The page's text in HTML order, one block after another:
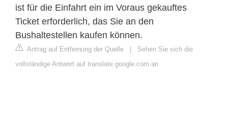
ist für die Einfahrt ein im Voraus gekauftes
Ticket erforderlich, das Sie an den
Bushaltestellen kaufen können.
Antrag auf Entfernung der Quelle
Sehen Sie sich die
vollständige Antwort auf translate.google.com an